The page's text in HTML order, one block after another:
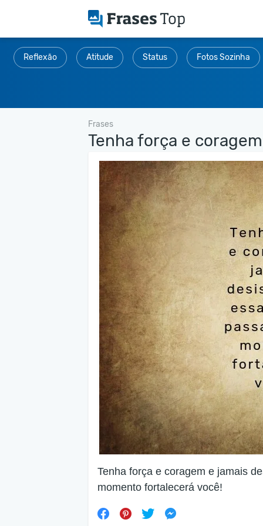
Reflexão Atitude Status Fotos Sozinha
Frases
Tenha força e
Tenha força e coragem e jamais
momento fortalecerá você!